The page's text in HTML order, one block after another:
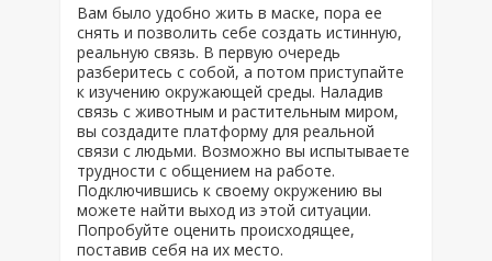
Вам было удобно жить в маске, пора ее
снять и позволить себе создать истинную,
реальную связь. В первую очередь
разберитесь с собой, а потом приступайте
к изучению окружающей среды. Наладив
связь с животным и растительным миром,
вы создадите платформу для реальной
связи с людьми. Возможно вы испытываете
трудности с общением на работе.
Подключившись к своему окружению вы
можете найти выход из этой ситуации.
Попробуйте оценить происходящее,
поставив себя на их место.